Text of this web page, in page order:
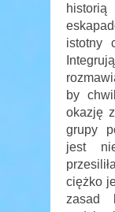
istotny
by
okazję
grupy
jest
ciężko
zasad